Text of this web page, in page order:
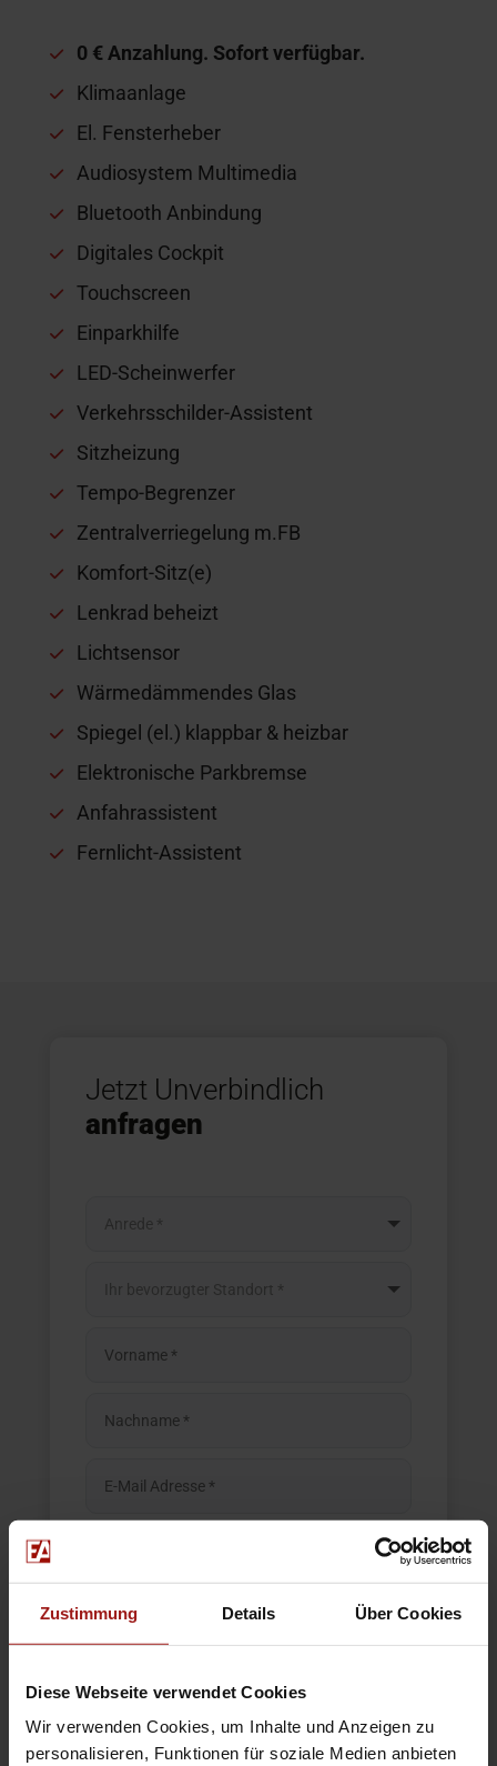
Zustimmung Details Über Cookies
Diese Webseite verwendet Cookies
Wir verwenden Cookies, um Inhalte und Anzeigen zu
personalisieren, Funktionen für soziale Medien anbieten
0 € Anzahlung. Sofort verfügbar.
Klimaanlage
El. Fensterheber
Audiosystem Multimedia
Bluetooth Anbindung
Digitales Cockpit
Touchscreen
Einparkhilfe
LED-Scheinwerfer
Verkehrsschilder-Assistent
Sitzheizung
Tempo-Begrenzer
Zentralverriegelung m.FB
Komfort-Sitz(e)
Lenkrad beheizt
Lichtsensor
Wärmedämmendes Glas
Spiegel (el.) klappbar & heizbar
Elektronische Parkbremse
Anfahrassistent
Fernlicht-Assistent
Jetzt Unverbindlich
anfragen